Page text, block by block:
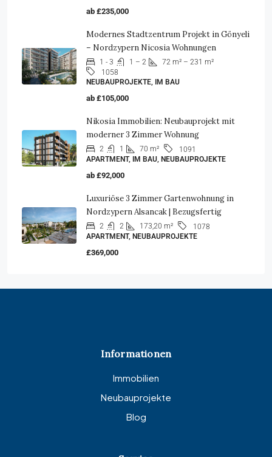
ab £235,000
Modernes Stadtzentrum Projekt in Gönyeli
– Nordzypern Nicosia Wohnungen
1 - 3 1 – 2
72 m² – 231 m²
1058
NEUBAUPROJEKTE, IM BAU
ab £105,000
Nikosia Immobilien: Neubauprojekt mit
moderner 3 Zimmer Wohnung
2 1 70 m²
1091
APARTMENT, IM BAU, NEUBAUPROJEKTE
ab £92,000
Luxuriöse 3 Zimmer Gartenwohnung in
Nordzypern Alsancak | Bezugsfertig
2 2 173,20 m²
1078
APARTMENT, NEUBAUPROJEKTE
£369,000
Informationen
Immobilien
Neubauprojekte
Blog